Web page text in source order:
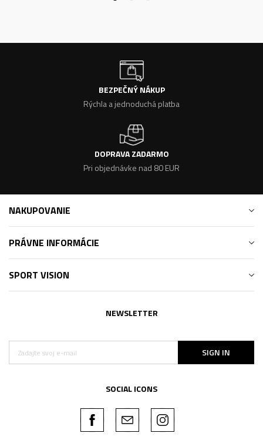
BEZPEČNÝ NÁKUP
Rýchla a jednoduchá platba
DOPRAVA ZADARMO
Pri objednávke nad 80 EUR
NAKUPOVANIE
PRÁVNE INFORMÁCIE
SPORT VISION
NEWSLETTER
SIGN IN
SOCIAL ICONS